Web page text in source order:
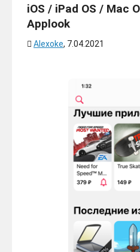
iOS / iPad OS / Mac
Applook
Alexoke, 7.04.2021